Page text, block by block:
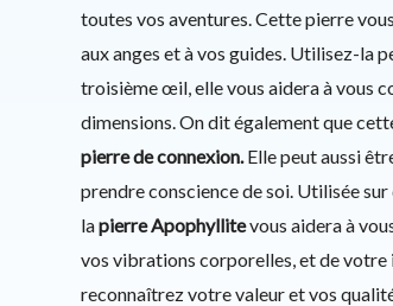
toutes vos aventures. Cette pierre
aux anges et à vos guides. Utilisez-la
troisième œil, elle vous aidera à vous
dimensions. On dit également que
pierre de connexion. Elle peut aussi
prendre conscience de soi. Utilisée
lapierre Apophyllitevous aidera à
vos vibrations corporelles, et de
reconnaîtrez votre valeur et vos